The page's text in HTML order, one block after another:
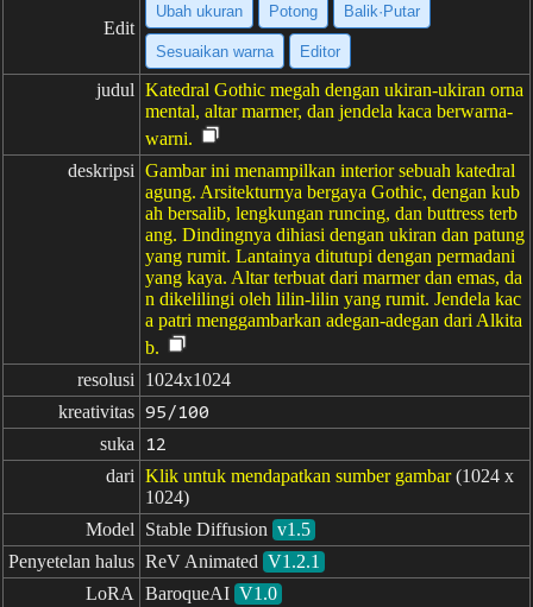
Edit
Ubah ukuran Potong Balik·Putar
Sesuaikan warna Editor
judul Katedral Gothic megah dengan ukiran-ukiran orna
mental, altar marmer, dan jendela kaca berwarna-
warni.
deskripsi Gambar ini menampilkan interior sebuah katedral
agung. Arsitekturnya bergaya Gothic, dengan kub
ah bersalib, lengkungan runcing, dan buttress terb
ang. Dindingnya dihiasi dengan ukiran dan patung
yang rumit. Lantainya ditutupi dengan permadani
yang kaya. Altar terbuat dari marmer dan emas, da
n dikelilingi oleh lilin-lilin yang rumit. Jendela kac
a patri menggambarkan adegan-adegan dari Alkita
b.
resolusi
1024x1024
kreativitas 95/100
suka 12
dari Klik untuk mendapatkan sumber gambar (1024 x
1024)
Model
Stable Diffusion v1.5
Penyetelan halus ReV Animated V1.2.1
LoRA
BaroqueAI V1.0